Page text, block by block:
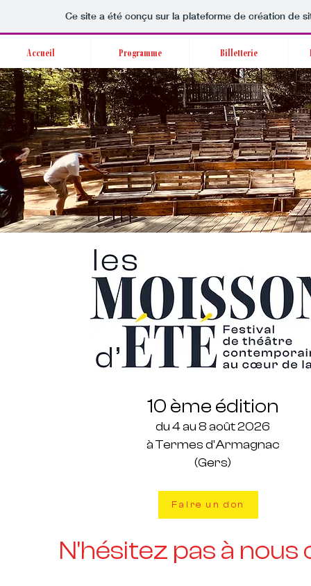
Ce site a été conçu sur la plateforme de création de
Accueil Programme Billetterie
10 ème édition
du 4 au 8 août 2026
à Termes d'Armagnac
(Gers)
Faire un don
N'hésitez pas à